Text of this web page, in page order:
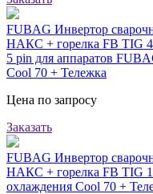
FUBAG Инвертор
НАКС + горелка FB TIG
5 pin для аппаратов
Cool 70 + Тележка
Цена по запросу
Заказать
FUBAG Инвертор
НАКС + горелка FB TIG
охлаждения Cool 70 +